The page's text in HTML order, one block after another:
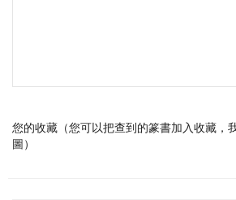
您的收藏（您可以把查到的篆書加入收藏，
圖）